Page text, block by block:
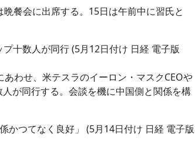
餐会に出席する。15日は午前中に習氏と
十数人が同行 (5月12日付け 日経 電子版
わせ、米テスラのイーロン・マスクCEOや
が同行する。会談を機に中国側と関係を構
つてなく良好」 (5月14日付け 日経 電子版